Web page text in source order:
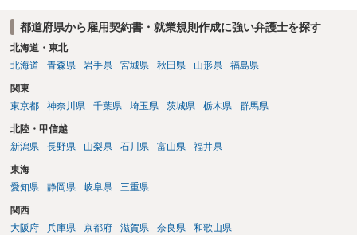
都道府県から雇用契約書・就業規則作成に強い弁護士を探す
北海道・東北
北海道
青森県 岩手県 宮城県 秋田県 山形県 福島県
関東
東京都
神奈川県 千葉県 埼玉県 茨城県 栃木県 群馬県
北陸・甲信越
新潟県
長野県 山梨県 石川県 富山県 福井県
東海
愛知県
静岡県 岐阜県 三重県
関西
大阪府
兵庫県 京都府 滋賀県 奈良県 和歌山県